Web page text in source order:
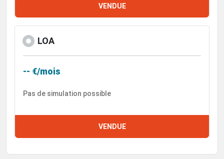
VENDUE
LOA
-- €/mois
Pas de simulation possible
VENDUE